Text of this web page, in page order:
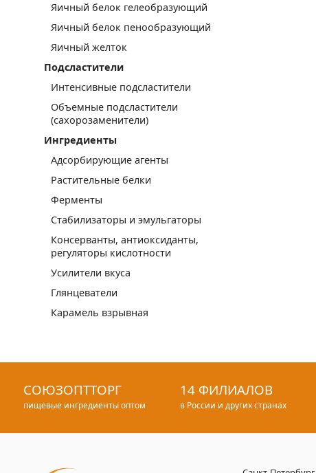
Яичный белок гелеобразующий
Яичный белок пенообразующий
Яичный желток
Подсластители
Интенсивные подсластители
Объемные подсластители
(сахорозаменители)
Ингредиенты
Адсорбирующие агенты
Растительные белки
Ферменты
Стабилизаторы и эмульгаторы
Консерванты, антиоксиданты,
регуляторы кислотности
Усилители вкуса
Глянцеватели
Карамель взрывная
СОЮЗОПТТОРГ
пищевые ингредиенты оптом
14 ФИЛИАЛОВ
в России и других странах